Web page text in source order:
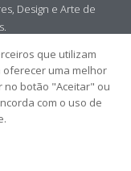
Design e Arte de
que utilizam
oferecer uma melhor
no botão "Aceitar" ou
com o uso de